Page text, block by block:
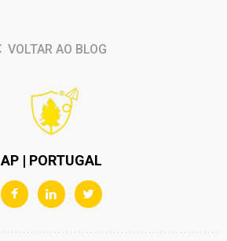
VOLTAR AO BLOG
AP | PORTUGAL